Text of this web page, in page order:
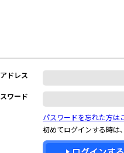
ドレス
ワード
パスワードを忘れた方は
初めてログインする時は、